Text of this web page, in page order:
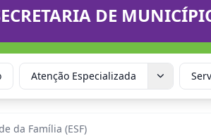
DE
Atenção Especializada
da Família (ESF)